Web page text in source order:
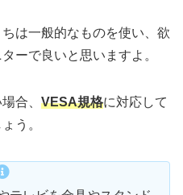
は一般的なものを使い、欲
ーで良いと思いますよ。
合、 VESA規格に対応して
う。